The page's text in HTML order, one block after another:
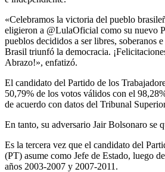
«Celebramos la victoria del pueblo
eligieron a @LulaOficial como su nuevo
pueblos decididos a ser libres, soberanos
Brasil triunfó la democracia.
Abrazo!», enfatizó.
El candidato del Partido de los
50,79% de los votos válidos con el
de acuerdo con datos del Tribunal
En tanto, su adversario Jair Bolsonaro se
Es la tercera vez que el candidato del
(PT) asume como Jefe de Estado, luego
años 2003-2007 y 2007-2011.